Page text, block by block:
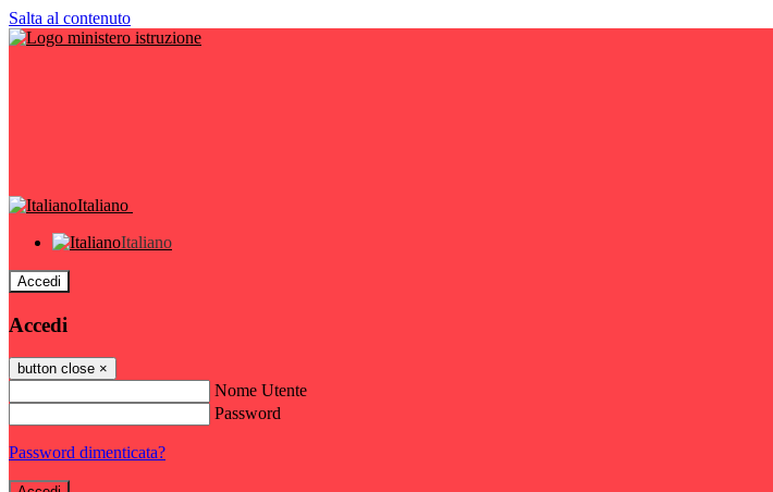
Salta al contenuto
Italiano
Italiano
Accedi
Accedi
button close ×
Nome Utente
Password
Password dimenticata?